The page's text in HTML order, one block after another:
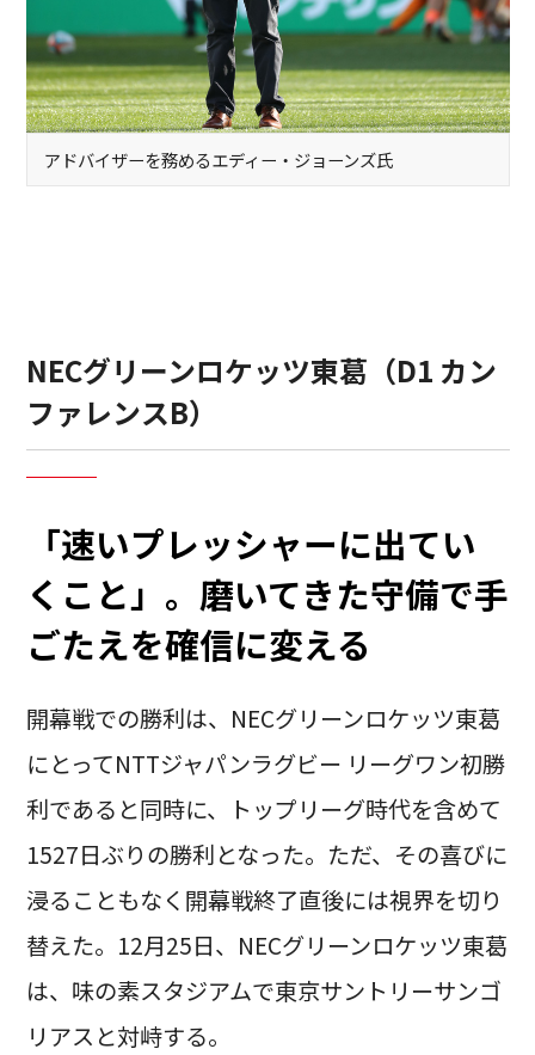
アドバイザーを務めるエディー・ジョーンズ氏
NECグリーンロケッツ東葛（D1 カン
ファレンスB）
「速いプレッシャーに出てい
くこと」。磨いてきた守備で手
ごたえを確信に変える
開幕戦での勝利は、NECグリーンロケッツ東葛
にとってNTTジャパンラグビー リーグワン初勝
利であると同時に、トップリーグ時代を含めて
1527日ぶりの勝利となった。ただ、その喜びに
浸ることもなく開幕戦終了直後には視界を切り
替えた。12月25日、NECグリーンロケッツ東葛
は、味の素スタジアムで東京サントリーサンゴ
リアスと対峙する。